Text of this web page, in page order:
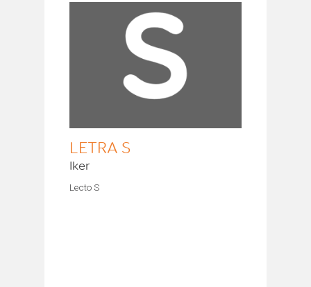
LETRA S
Iker
Lecto S